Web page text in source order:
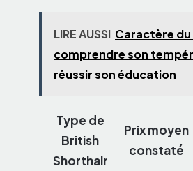
LIRE AUSSI Caractère du
comprendre son
réussir son éducation
Type de
British
Shorthair
Prix moyen
constaté